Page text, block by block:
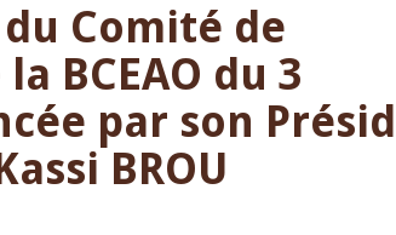
Comité de
BCEAO du 3
par son
BROU